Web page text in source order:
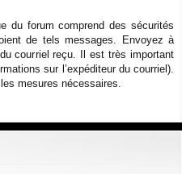
du forum comprend des sécurités
de tels messages. Envoyez à
courriel reçu. Il est très important
sur l’expéditeur du courriel).
mesures nécessaires.